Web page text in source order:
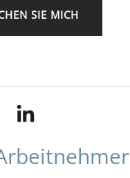
SIE MICH